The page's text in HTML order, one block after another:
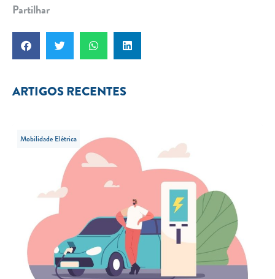
Partilhar
ARTIGOS RECENTES
Mobilidade Elétrica